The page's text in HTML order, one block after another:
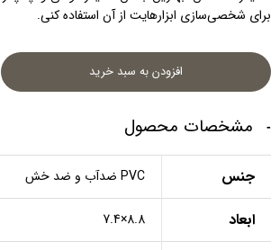
برای شخصی‌سازی ابزارهایت از آن استفاده کنی.
افزودن به سبد خرید
مشخصات محصول
جنس PVC ضدآب و ضد خش
ابعاد 8.8×7.4